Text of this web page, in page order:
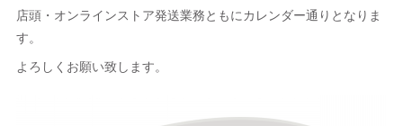
店頭・オンラインストア発送業務ともにカレンダー通りとなりま
す。
よろしくお願い致します。